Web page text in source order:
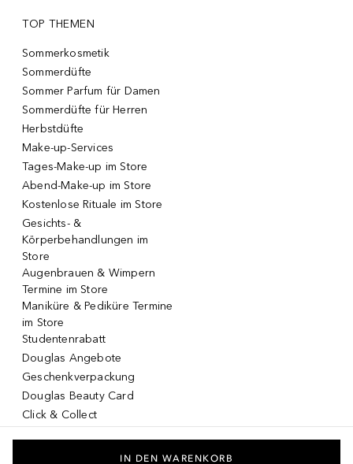
TOP THEMEN
Sommerkosmetik
Sommerdüfte
Sommer Parfum für Damen
Sommerdüfte für Herren
Herbstdüfte
Make-up-Services
Tages-Make-up im Store
Abend-Make-up im Store
Kostenlose Rituale im Store
Gesichts- &
Körperbehandlungen im
Store
Augenbrauen & Wimpern
Termine im Store
Maniküre & Pediküre Termine
im Store
Studentenrabatt
Douglas Angebote
Geschenkverpackung
Douglas Beauty Card
Click & Collect
IN DEN WARENKORB